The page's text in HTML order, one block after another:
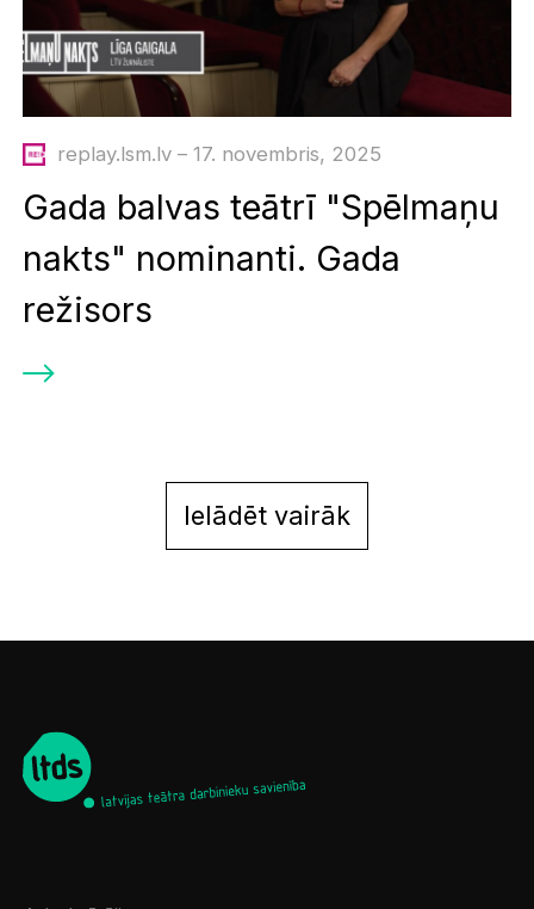
replay.lsm.lv – 17. novembris, 2025
Gada balvas teātrī "Spēlmaņu
nakts" nominanti. Gada
režisors
Ielādēt vairāk